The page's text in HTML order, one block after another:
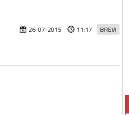
BREVI
26-07-2015 11:17